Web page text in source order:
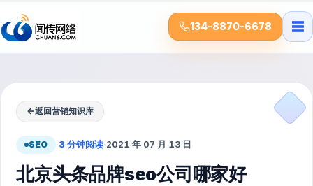
134-8870-6678 ☰
←返回营销知识库
SEO ·3 分钟阅读·2021 年 07 月 13 日
北京头条品牌seo公司哪家好